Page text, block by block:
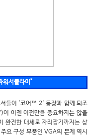
워서플라이"
들이 '코어™ 2' 등장과 함께 퇴조
이젠 이전만큼 중요하지는 않을
완전한 대세로 자리잡기까지는 상
요 구성 부품인 VGA의 문제 역시